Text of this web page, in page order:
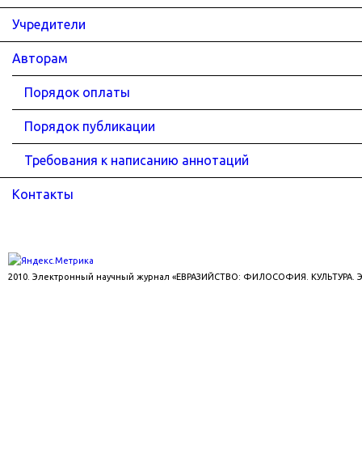
Учредители
Авторам
Порядок оплаты
Порядок публикации
Требования к написанию аннотаций
Контакты
2010. Электронный научный журнал «ЕВРАЗИЙСТВО: ФИЛОСОФИЯ. КУЛЬТУРА.